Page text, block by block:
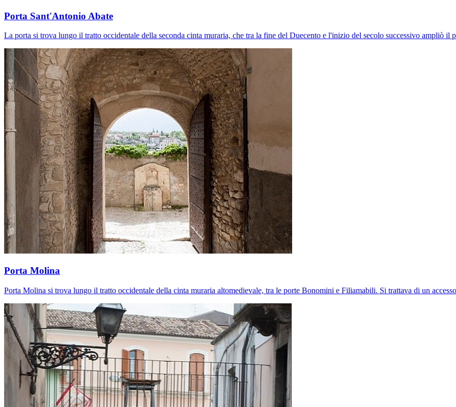
Porta Sant'Antonio Abate
La porta si trova lungo il tratto occidentale della seconda cinta muraria, che tra la fine del Duecento e l'inizio del secolo successivo ampliò il
Porta Molina
Porta Molina si trova lungo il tratto occidentale della cinta muraria altomedievale, tra le porte Bonomini e Filiamabili. Si trattava di un